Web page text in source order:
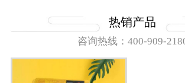
热销产品
咨询热线：400-909-